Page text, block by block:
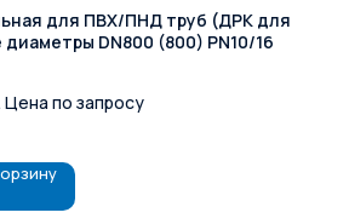
для ПВХ/ПНД труб (ДРК для
DN800 (800) PN10/16
по запросу